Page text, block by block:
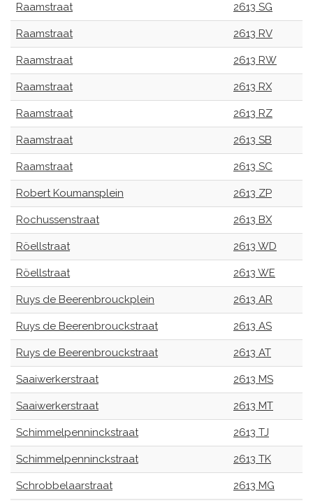
Raamstraat 2613 SG
Raamstraat 2613 RV
Raamstraat 2613 RW
Raamstraat 2613 RX
Raamstraat 2613 RZ
Raamstraat 2613 SB
Raamstraat 2613 SC
Robert Koumansplein 2613 ZP
Rochussenstraat 2613 BX
Röellstraat 2613 WD
Röellstraat 2613 WE
Ruys de Beerenbrouckplein 2613 AR
Ruys de Beerenbrouckstraat 2613 AS
Ruys de Beerenbrouckstraat 2613 AT
Saaiwerkerstraat 2613 MS
Saaiwerkerstraat 2613 MT
Schimmelpenninckstraat 2613 TJ
Schimmelpenninckstraat 2613 TK
Schrobbelaarstraat 2613 MG